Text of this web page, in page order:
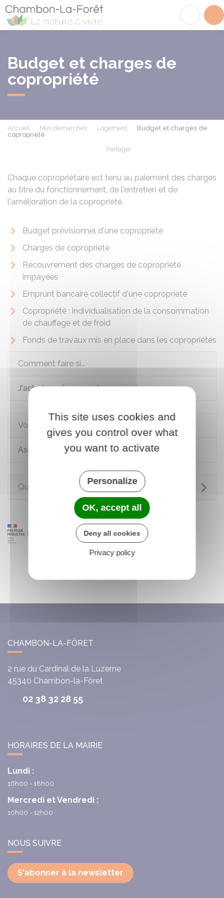
Budget et charges de
copropriété
Accueil Mes démarches Logement
Budget et charges de
copropriété
Partager
Chaque copropriétaire est tenu au paiement des charges
au titre du fonctionnement, de l'entretien et de
l'amélioration de la copropriété.
Budget prévisionnel d'une copropriété
Charges de copropriété
Recouvrement des charges de copropriété
impayées
Emprunt bancaire collectif d'une copropriété
Copropriété : individualisation de la consommation
de chauffage et de froid
Fonds de travaux mis en place dans les copropriétés
Comment faire si...
J'achète un logement
Voir aussi
Assemblée générale des copropriétaires
Questions ? Réponses !
CHAMBON-LA-FÔRET
2 rue du Cardinal de la Luzerne
45340 Chambon-la-Fôret
02 38 32 28 55
HORAIRES DE LA MAIRIE
Lundi :
16h00 - 18h00
Mercredi et Vendredi :
10h00 - 12h00
NOUS SUIVRE
S'abonner à la newsletter
This site uses cookies and
gives you control over what
you want to activate
Personalize
OK, accept all
Deny all cookies
Privacy policy